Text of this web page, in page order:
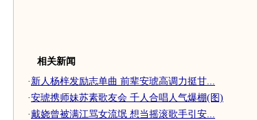
相关新闻
· 新人杨梓发励志单曲 前辈安琥高调力挺甘...
·安琥携师妹苏素歌友会 千人合唱人气爆棚(图)
·戴娆曾被满江骂女流氓 想当摇滚歌手引安...